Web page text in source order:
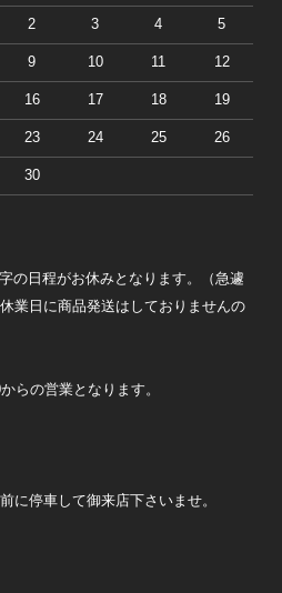
2 3 4 5
9 10 11 12
16 17 18 19
23 24 25 26
30
の日程がお休みとなります。（急遽
業日に商品発送はしておりませんの
らの営業となります。
に停車して御来店下さいませ。